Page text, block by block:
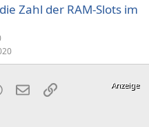
Zahl der RAM-Slots im
WhatsApp
E-MailLink